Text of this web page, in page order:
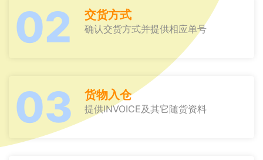
02 交货方式
确认交货方式并提供相应单号
03 货物入仓
提供INVOICE及其它随货资料